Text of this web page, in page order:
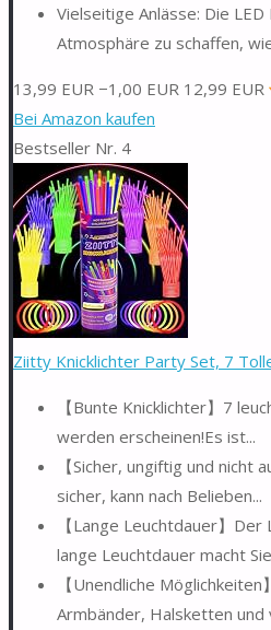
Vielseitige Anlässe: Die
Atmosphäre zu schaffen,
13,99 EUR −1,00 EUR 12,99 EUR
Bei Amazon kaufen
Bestseller Nr. 4
Ziitty Knicklichter Party Set, 7
【Bunte Knicklichter】7
werden erscheinen!Es ist...
【Sicher, ungiftig und
sicher, kann nach Belieben...
【Lange Leuchtdauer】
lange Leuchtdauer macht
【Unendliche
Armbänder, Halsketten und